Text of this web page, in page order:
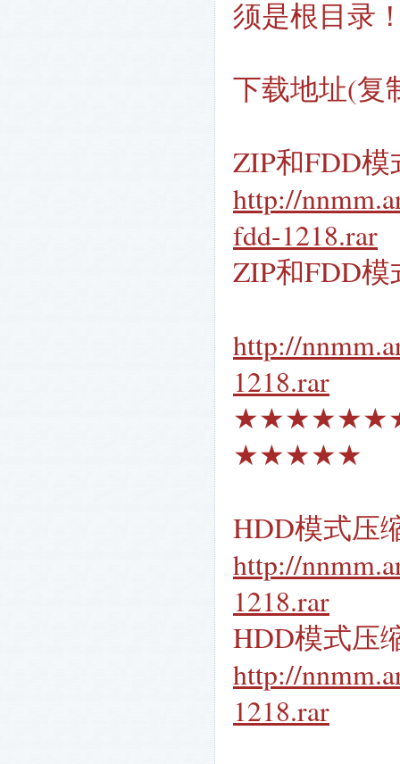
须是根目录
下载地址(复
ZIP和FDD
http://
fdd-1218.rar
ZIP和FDD
http://
1218.rar
★★★★★
HDD模式压
http://
1218.rar
HDD模式压
http://
1218.rar